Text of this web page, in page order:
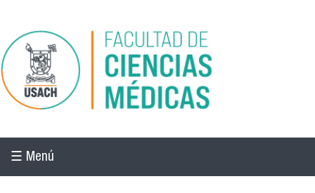
Pasar al contenido principal
☰ Menú